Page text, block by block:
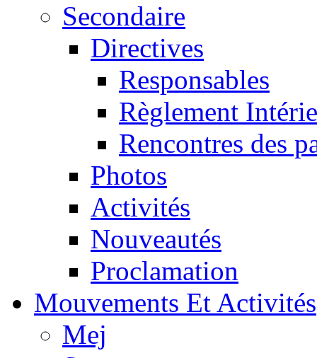
Secondaire
Directives
Responsables
Règlement
Rencontres des
Photos
Activités
Nouveautés
Proclamation
Mouvements Et Activités
Mej